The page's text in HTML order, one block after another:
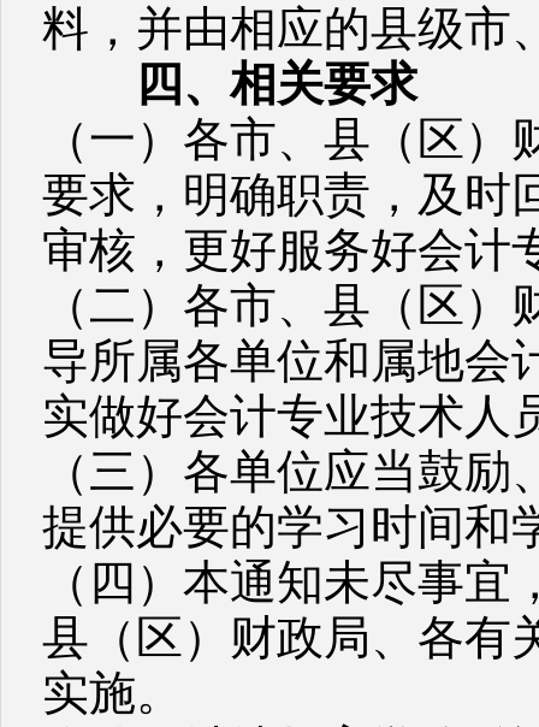
料，并由相应的县级市
四、相关要求
（一）各市、县（区
要求，明确职责，及时
审核，更好服务好会计
（二）各市、县（区
导所属各单位和属地会
实做好会计专业技术人
（三）各单位应当鼓
提供必要的学习时间和
（四）本通知未尽事
县（区）财政局、各有
实施。